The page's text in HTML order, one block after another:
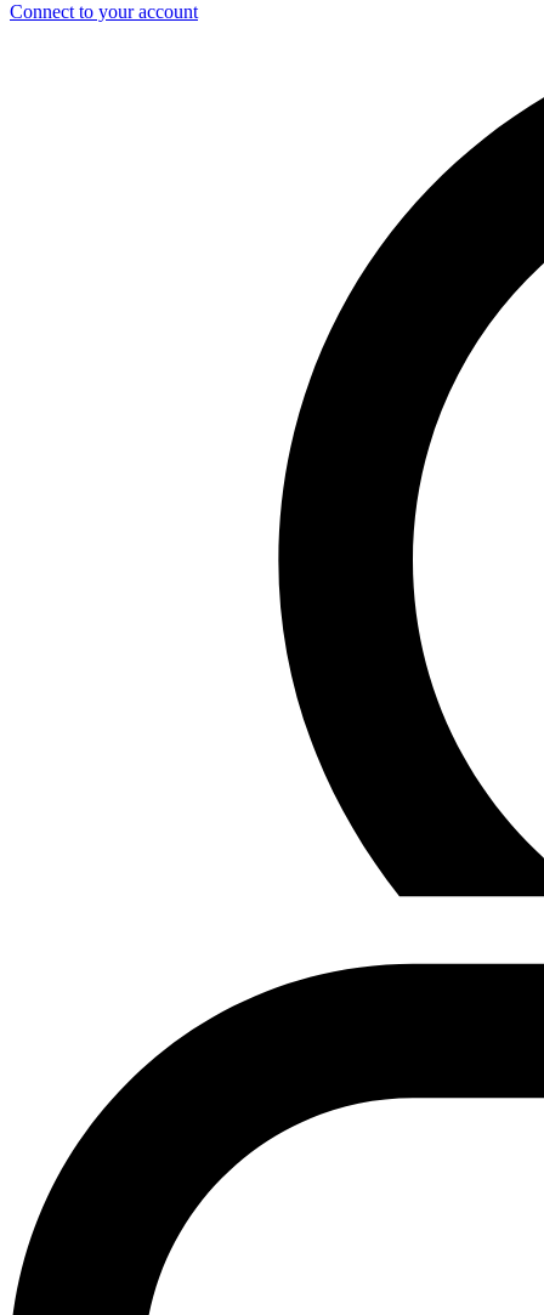
Connect to your account